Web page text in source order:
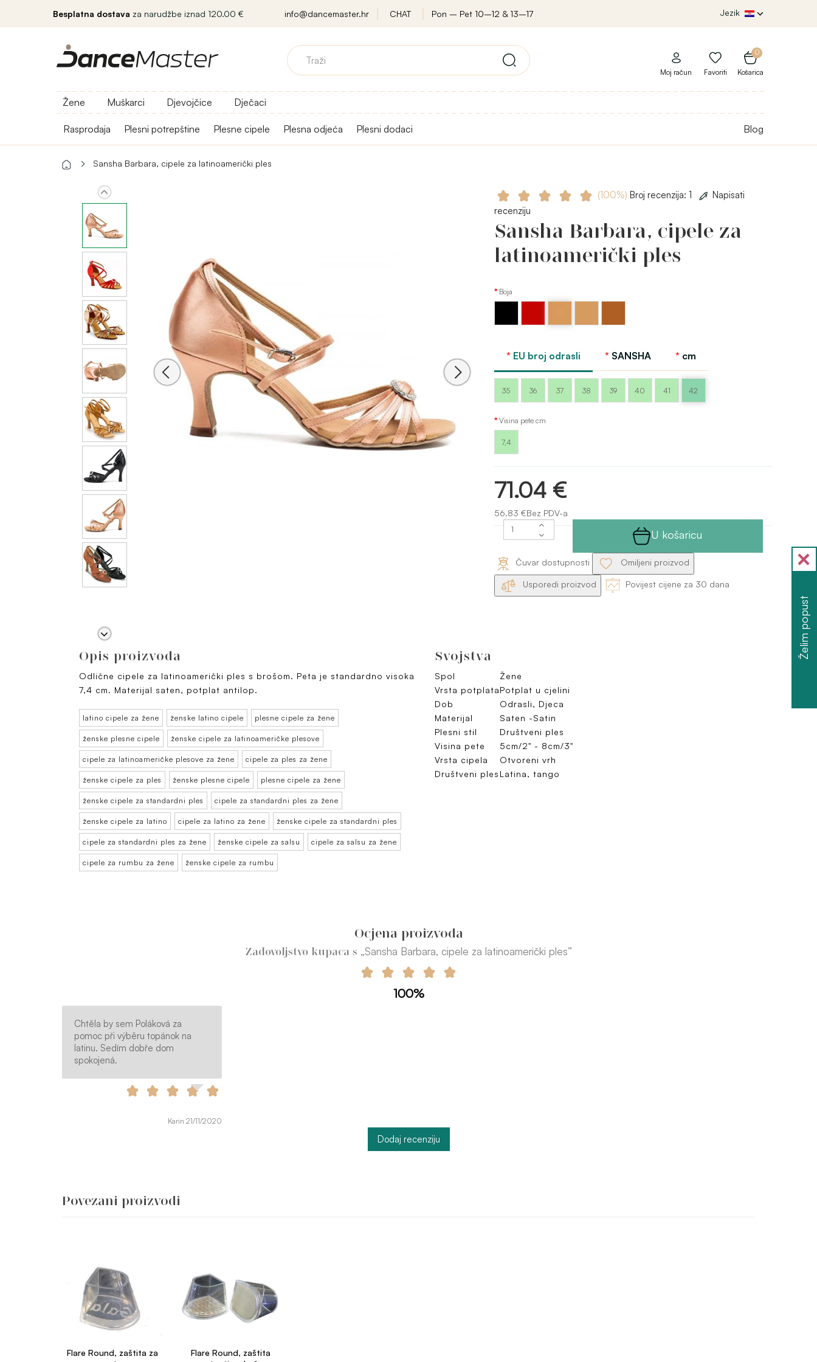
Besplatna dostava za narudžbe iznad 120.00 € info@dancemaster.hr CHAT Pon – Pet 10–12 & 13–17 Jezik
0
Košarica
Moj račun Favoriti
Žene Muškarci Djevojčice Dječaci
Rasprodaja Plesni potrepštine Plesne cipele Plesna odjeća Plesni dodaci Blog
Sansha Barbara, cipele za latinoamerički ples
(100%) Broj recenzija: 1
Napisati
recenziju
Sansha Barbara, cipele za
latinoamerički ples
Boja
Sansha
svjetlo
Sansha
EU broj odrasli SANSHA cm
35 36 37 38 39 40 41 42
Visina pete cm
7,4
71.04 €
56.83 €Bez PDV-a
U košaricu
Čuvar dostupnosti Omiljeni proizvod
Usporedi proizvod Povijest cijene za 30 dana
Opis proizvoda
Odlične cipele za latinoamerički ples s brošom. Peta je standardno visoka
7,4 cm. Materijal saten, potplat antilop.
latino cipele za žene ženske latino cipele plesne cipele za žene
ženske plesne cipele ženske cipele za latinoameričke plesove
cipele za latinoameričke plesove za žene cipele za ples za žene
ženske cipele za ples ženske plesne cipele plesne cipele za žene
ženske cipele za standardni ples cipele za standardni ples za žene
ženske cipele za latino cipele za latino za žene ženske cipele za standardni ples
cipele za standardni ples za žene ženske cipele za salsu cipele za salsu za žene
cipele za rumbu za žene ženske cipele za rumbu
Svojstva
Spol
Žene
Vrsta potplataPotplat u cjelini
Dob
Odrasli, Djeca
Materijal
Saten -Satin
Plesni stil
Društveni ples
Visina pete
5cm/2" - 8cm/3"
Vrsta cipela
Otvoreni vrh
Društveni ples Latina, tango
Ocjena proizvoda
Zadovoljstvo kupaca s „Sansha Barbara, cipele za latinoamerički ples”
100%
Chtěla by sem Poláková za
pomoc při výběru topánok na
latinu. Sedím dobře dom
spokojená.
Karin 21/11/2020
Dodaj recenziju
Povezani proizvodi
Flare Round, zaštita za
Flare Round, zaštita
Želim popust